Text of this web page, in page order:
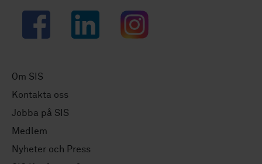
Facebook LinkedIn Instagram
Om SIS
Kontakta oss
Jobba på SIS
Medlem
Nyheter och Press